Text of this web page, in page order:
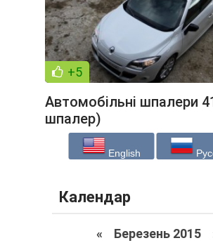
+5
Автомобільні шпалери
шпалер)
English
Календар
« Березень 2015